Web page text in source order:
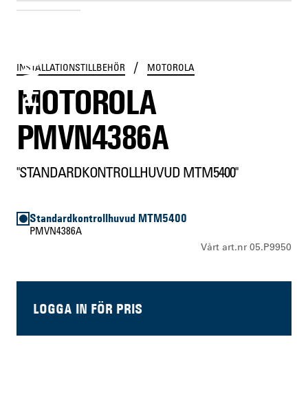
INSTALLATIONSTILLBEHÖR / MOTOROLA
MOTOROLA
PMVN4386A
"STANDARDKONTROLLHUVUD MTM5400"
Standardkontrollhuvud MTM5400
PMVN4386A
Vårt art.nr 05.P9950
LOGGA IN FÖR PRIS
PMVN4386A